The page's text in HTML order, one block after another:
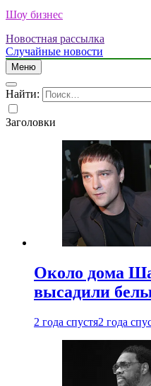
Шоу бизнес
Новостная рассылка
Случайные новости
Меню
Найти:
Заголовки
Около дома
высадили
2 года спустя2 года